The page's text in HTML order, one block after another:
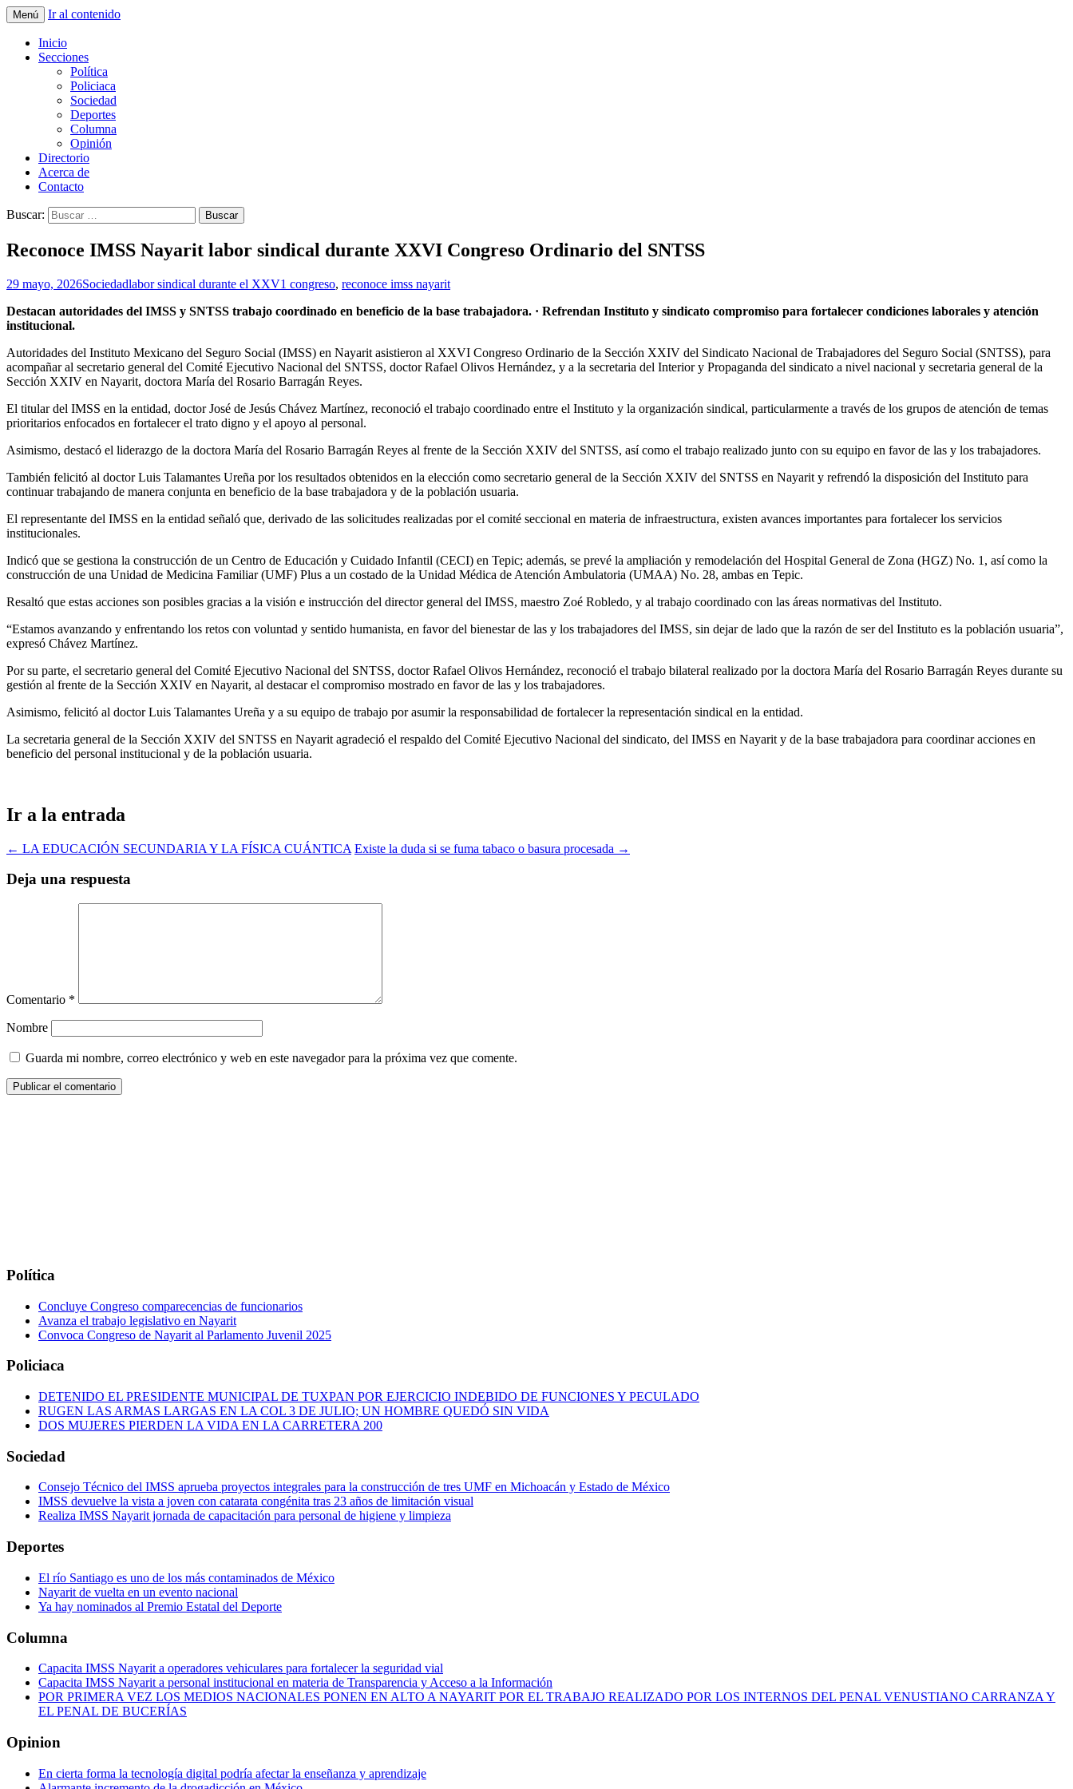
La Yunta de Tepic
Menú Ir al contenido
Inicio
Secciones
Política
Policiaca
Sociedad
Deportes
Columna
Opinión
Directorio
Acerca de
Contacto
Buscar:
Reconoce IMSS Nayarit labor sindical durante XXVI Congreso Ordinario del SNTSS
29 mayo, 2026Sociedadlabor sindical durante el XXV1 congreso, reconoce imss nayarit
Destacan autoridades del IMSS y SNTSS trabajo coordinado en beneficio de la base trabajadora. · Refrendan Instituto y sindicato compromiso para fortalecer condiciones laborales y atención
institucional.
Autoridades del Instituto Mexicano del Seguro Social (IMSS) en Nayarit asistieron al XXVI Congreso Ordinario de la Sección XXIV del Sindicato Nacional de Trabajadores del Seguro Social (SNTSS), para
acompañar al secretario general del Comité Ejecutivo Nacional del SNTSS, doctor Rafael Olivos Hernández, y a la secretaria del Interior y Propaganda del sindicato a nivel nacional y secretaria general de la
Sección XXIV en Nayarit, doctora María del Rosario Barragán Reyes.
El titular del IMSS en la entidad, doctor José de Jesús Chávez Martínez, reconoció el trabajo coordinado entre el Instituto y la organización sindical, particularmente a través de los grupos de atención de temas
prioritarios enfocados en fortalecer el trato digno y el apoyo al personal.
Asimismo, destacó el liderazgo de la doctora María del Rosario Barragán Reyes al frente de la Sección XXIV del SNTSS, así como el trabajo realizado junto con su equipo en favor de las y los trabajadores.
También felicitó al doctor Luis Talamantes Ureña por los resultados obtenidos en la elección como secretario general de la Sección XXIV del SNTSS en Nayarit y refrendó la disposición del Instituto para
continuar trabajando de manera conjunta en beneficio de la base trabajadora y de la población usuaria.
El representante del IMSS en la entidad señaló que, derivado de las solicitudes realizadas por el comité seccional en materia de infraestructura, existen avances importantes para fortalecer los servicios
institucionales.
Indicó que se gestiona la construcción de un Centro de Educación y Cuidado Infantil (CECI) en Tepic; además, se prevé la ampliación y remodelación del Hospital General de Zona (HGZ) No. 1, así como la
construcción de una Unidad de Medicina Familiar (UMF) Plus a un costado de la Unidad Médica de Atención Ambulatoria (UMAA) No. 28, ambas en Tepic.
Resaltó que estas acciones son posibles gracias a la visión e instrucción del director general del IMSS, maestro Zoé Robledo, y al trabajo coordinado con las áreas normativas del Instituto.
“Estamos avanzando y enfrentando los retos con voluntad y sentido humanista, en favor del bienestar de las y los trabajadores del IMSS, sin dejar de lado que la razón de ser del Instituto es la población usuaria”,
expresó Chávez Martínez.
Por su parte, el secretario general del Comité Ejecutivo Nacional del SNTSS, doctor Rafael Olivos Hernández, reconoció el trabajo bilateral realizado por la doctora María del Rosario Barragán Reyes durante su
gestión al frente de la Sección XXIV en Nayarit, al destacar el compromiso mostrado en favor de las y los trabajadores.
Asimismo, felicitó al doctor Luis Talamantes Ureña y a su equipo de trabajo por asumir la responsabilidad de fortalecer la representación sindical en la entidad.
La secretaria general de la Sección XXIV del SNTSS en Nayarit agradeció el respaldo del Comité Ejecutivo Nacional del sindicato, del IMSS en Nayarit y de la base trabajadora para coordinar acciones en
beneficio del personal institucional y de la población usuaria.
Ir a la entrada
← LA EDUCACIÓN SECUNDARIA Y LA FÍSICA CUÁNTICA Existe la duda si se fuma tabaco o basura procesada →
Deja una respuesta
Comentario *
Nombre
Guarda mi nombre, correo electrónico y web en este navegador para la próxima vez que comente.
Política
Concluye Congreso comparecencias de funcionarios
Avanza el trabajo legislativo en Nayarit
Convoca Congreso de Nayarit al Parlamento Juvenil 2025
Policiaca
DETENIDO EL PRESIDENTE MUNICIPAL DE TUXPAN POR EJERCICIO INDEBIDO DE FUNCIONES Y PECULADO
RUGEN LAS ARMAS LARGAS EN LA COL 3 DE JULIO; UN HOMBRE QUEDÓ SIN VIDA
DOS MUJERES PIERDEN LA VIDA EN LA CARRETERA 200
Sociedad
Consejo Técnico del IMSS aprueba proyectos integrales para la construcción de tres UMF en Michoacán y Estado de México
IMSS devuelve la vista a joven con catarata congénita tras 23 años de limitación visual
Realiza IMSS Nayarit jornada de capacitación para personal de higiene y limpieza
Deportes
El río Santiago es uno de los más contaminados de México
Nayarit de vuelta en un evento nacional
Ya hay nominados al Premio Estatal del Deporte
Columna
Capacita IMSS Nayarit a operadores vehiculares para fortalecer la seguridad vial
Capacita IMSS Nayarit a personal institucional en materia de Transparencia y Acceso a la Información
POR PRIMERA VEZ LOS MEDIOS NACIONALES PONEN EN ALTO A NAYARIT POR EL TRABAJO REALIZADO POR LOS INTERNOS DEL PENAL VENUSTIANO CARRANZA Y
EL PENAL DE BUCERÍAS
Opinion
En cierta forma la tecnología digital podría afectar la enseñanza y aprendizaje